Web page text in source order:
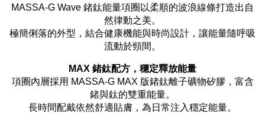
MASSA-G Wave 鍺鈦能量項圈以柔順的波浪線條打造出自
然律動之美。
極簡俐落的外型，結合健康機能與時尚設計，讓能量隨呼吸
流動於頸間。
MAX 鍺鈦配方，穩定釋放能量
項圈內層採用 MASSA-G MAX 版鍺鈦離子礦物矽膠，富含
鍺與鈦的雙重能量。
長時間配戴依然舒適貼膚，為日常注入穩定能量。